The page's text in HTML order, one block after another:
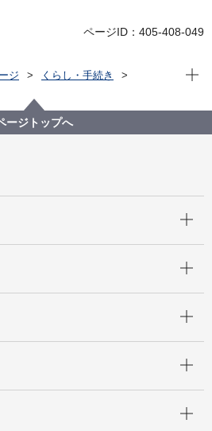
ページID：405-408-049
ジ
くらし・手続き
買う・味わう」
物を味わう(よこはま地産地消サポー
現在
ージトップへ